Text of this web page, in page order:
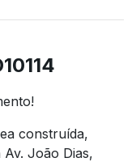
construída,
João Dias,